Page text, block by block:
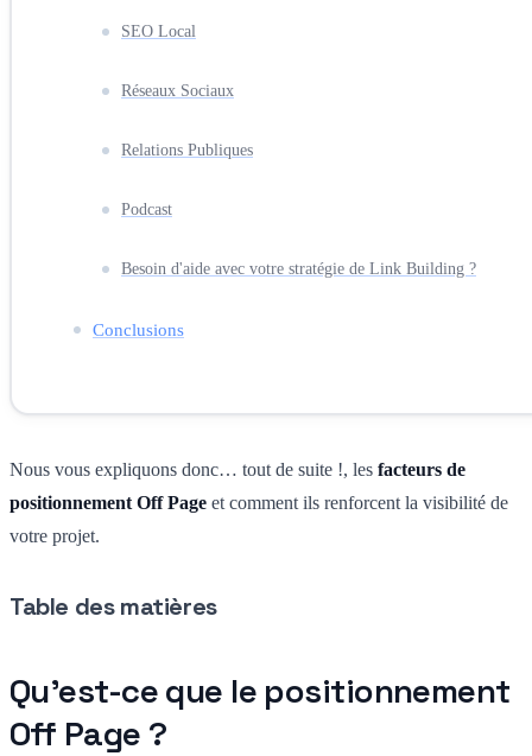
SEO Local
Réseaux Sociaux
Relations Publiques
Podcast
Besoin d'aide avec votre stratégie de Link Building ?
Conclusions
Nous vous expliquons donc… tout de suite !, les facteurs de
positionnement Off Page et comment ils renforcent la visibilité de
votre projet.
Table des matières
Qu'est-ce que le positionnement
Off Page ?